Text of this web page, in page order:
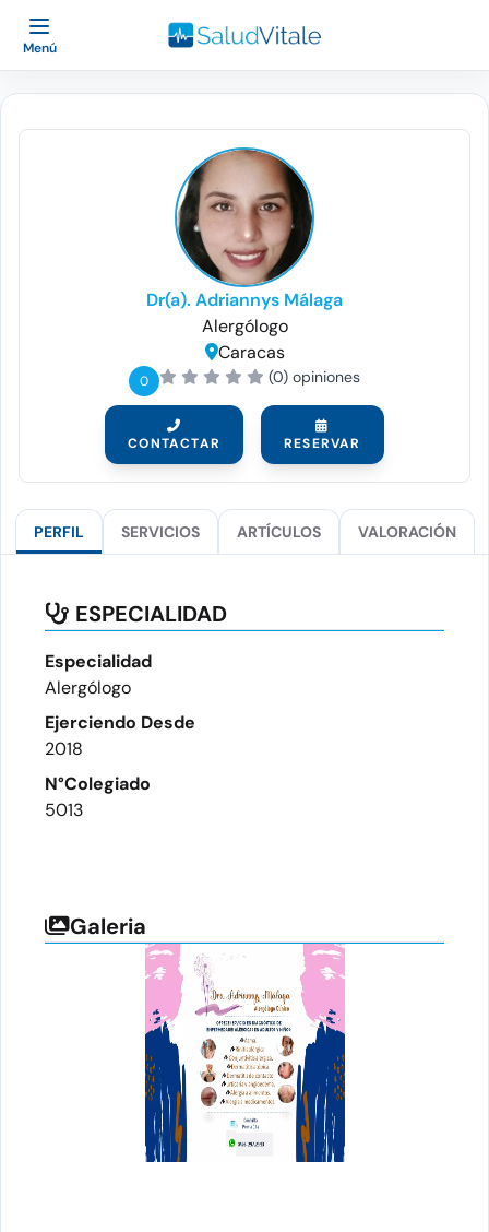
Menú
Dr(a). Adriannys Málaga
Alergólogo
Caracas
0 (0) opiniones
CONTACTAR RESERVAR
PERFIL SERVICIOS ARTÍCULOS VALORACIÓN
ESPECIALIDAD
Especialidad
Alergólogo
Ejerciendo Desde
2018
N°Colegiado
5013
Galeria